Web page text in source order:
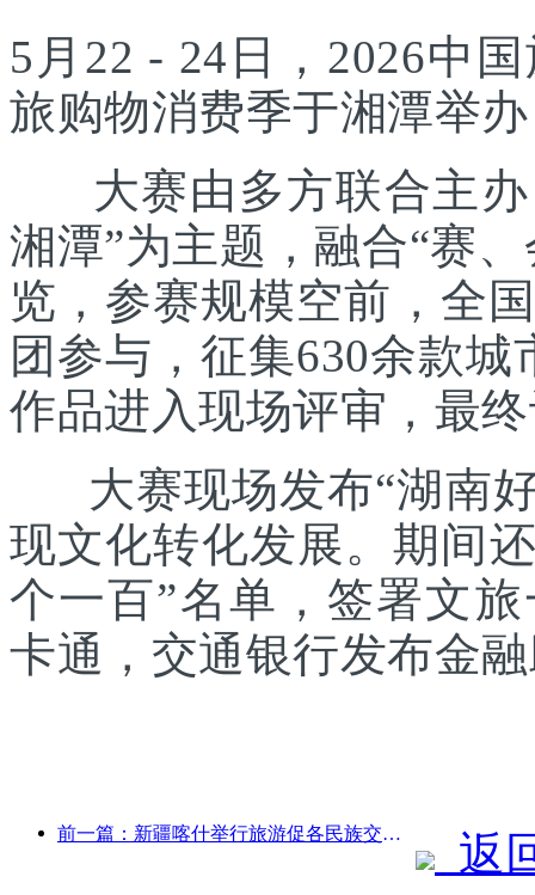
5月22 - 24日，2026中
旅购物消费季于湘潭举
大赛由多方联合主办
湘潭”为主题，融合“赛
览，参赛规模空前，全
团参与，征集630余款
作品进入现场评审，最
大赛现场发布“湖南好
现文化转化发展。期间
个一百”名单，签署文
卡通，交通银行发布金
前一篇：新疆喀什举行旅游促各民族交流推广活动 返